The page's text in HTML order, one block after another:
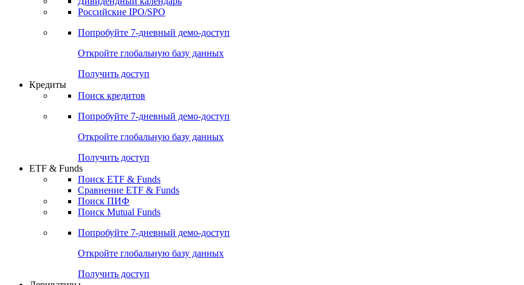
Получить доступ
Акции
Поиск акций
Дивидендный календарь
Российские IPO/SPO
Попробуйте7-дневный
Откройте глобальную базу данных
Получить доступ
Кредиты
Поиск кредитов
Попробуйте7-дневный
Откройте глобальную базу данных
Получить доступ
ETF & Funds
Поиск ETF & Funds
Сравнение ETF & Funds
Поиск ПИФ
Поиск Mutual Funds
Попробуйте7-дневный